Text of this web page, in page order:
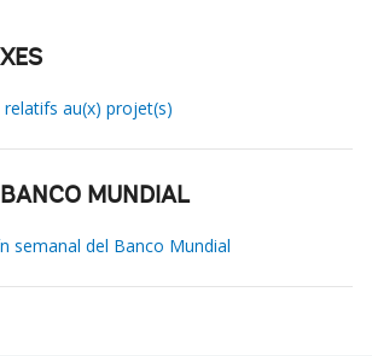
au(x) projet(s)
MUNDIAL
semanal del Banco Mundial